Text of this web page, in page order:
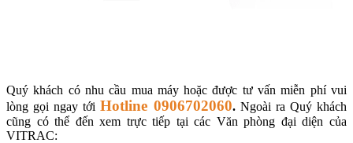
Quý khách có nhu cầu mua máy hoặc được tư vấn miễn phí vui
lòng gọi ngay tới Hotline 0906702060. Ngoài ra Quý khách
cũng có thể đến xem trực tiếp tại các Văn phòng đại diện của
VITRAC: